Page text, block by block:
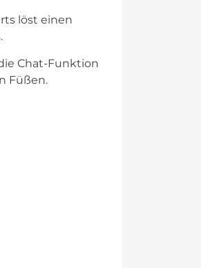
löst einen
Chat-Funktion
Füßen.